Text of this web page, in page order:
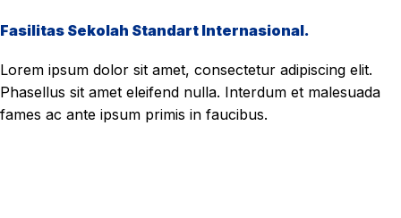
Fasilitas Sekolah Standart Internasional.
Lorem ipsum dolor sit amet, consectetur adipiscing elit.
Phasellus sit amet eleifend nulla. Interdum et malesuada
fames ac ante ipsum primis in faucibus.